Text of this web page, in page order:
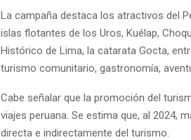
La campaña destaca los atractivos del
islas flotantes de los Uros, Kuélap,
Histórico de Lima, la catarata Gocta,
turismo comunitario, gastronomía,
Cabe señalar que la promoción del
viajes peruana. Se estima que, al 2024,
directa e indirectamente del turismo.